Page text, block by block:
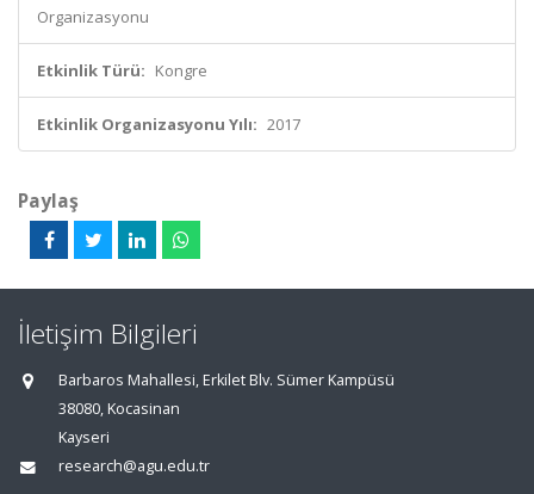
Organizasyonu
Etkinlik Türü: Kongre
Etkinlik Organizasyonu Yılı: 2017
Paylaş
İletişim Bilgileri
Barbaros Mahallesi, Erkilet Blv. Sümer Kampüsü
38080, Kocasinan
Kayseri
research@agu.edu.tr